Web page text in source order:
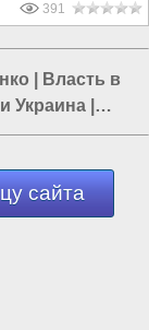
391
Власть в
Украина
сайта